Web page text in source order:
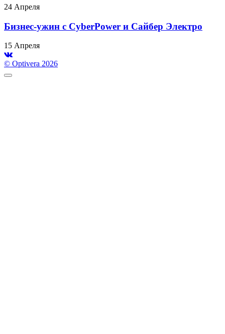
24 Апреля
Бизнес-ужин с CyberPower и Сайбер Электро
15 Апреля
© Optivera 2026